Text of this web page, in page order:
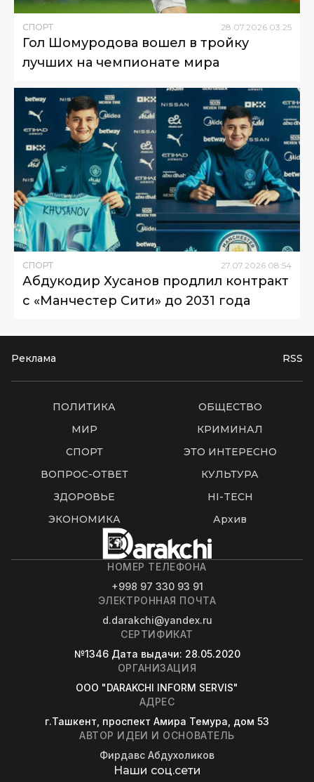
СПОРТ 28 07 2026 03:25
Гол Шомуродова вошел в тройку
лучших на чемпионате мира
СПОРТ 27.07.2026 08:54
Абдукодир Хусанов продлил контракт
с «Манчестер Сити» до 2031 года
Реклама RSS
ПОЛИТИКА
ОБЩЕСТВО
МИР
КРИМИНАЛ
СПОРТ
ЭТО ИНТЕРЕСНО
ВОПРОС-ОТВЕТ
КУЛЬТУРА
ЗДОРОВЬЕ
HI-TECH
ЭКОНОМИКА
Архив
НОМЕР ТЕЛЕФОНА
+998 97 330 93 91
ЭЛЕКТРОННАЯ ПОЧТА
d.darakchi@yandex.ru
СЕРТИФИКАТ
№1346 Дата выдачи: 28.05.2020
ОРГАНИЗАЦИЯ
OOO "DARAKCHI INFORM SERVIS"
АДРЕС
г.Ташкент, проспект Амира Темура, дом 53
АВТОР ИДЕИ И ОСНОВАТЕЛЬ
Фирдавс Абдухоликов
Наши соц.сети